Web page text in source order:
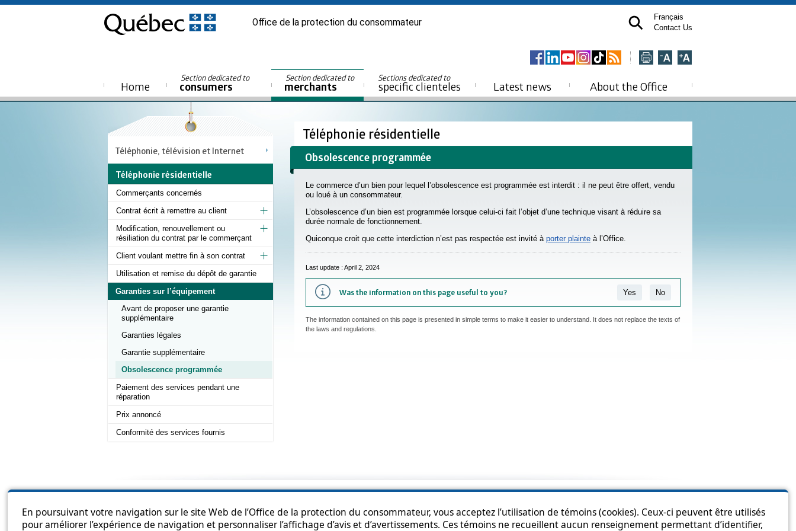
En poursuivant votre navigation sur le site Web de l’Office de la protection du consommateur, vous acceptez l’utilisation de témoins (cookies). Ceux-ci peuvent être utilisés
pour améliorer l’expérience de navigation et personnaliser l’affichage d’avis et d’avertissements. Ces témoins ne recueillent aucun renseignement permettant d’identifier,
Office de la protection du consommateur
Français
Contact Us
Home
Section dedicated to
consumers
Section dedicated to
merchants
Sections dedicated to
specific clienteles Latest news About the Office
Téléphonie, télévision et Internet
Téléphonie résidentielle
Commerçants concernés
Contrat écrit à remettre au client
Modification, renouvellement ou
résiliation du contrat par le commerçant
Client voulant mettre fin à son contrat
Utilisation et remise du dépôt de garantie
Garanties sur l’équipement
Avant de proposer une garantie
supplémentaire
Garanties légales
Garantie supplémentaire
Obsolescence programmée
Paiement des services pendant une
réparation
Prix annoncé
Conformité des services fournis
Téléphonie résidentielle
Obsolescence programmée
Le commerce d’un bien pour lequel l’obsolescence est programmée est interdit : il ne peut être offert, vendu
ou loué à un consommateur.
L’obsolescence d’un bien est programmée lorsque celui-ci fait l’objet d’une technique visant à réduire sa
durée normale de fonctionnement.
Quiconque croit que cette interdiction n’est pas respectée est invité à porter plainte à l’Office.
Last update : April 2, 2024
Was the information on this page useful to you? Yes No
The information contained on this page is presented in simple terms to make it easier to understand. It does not replace the texts of
the laws and regulations.